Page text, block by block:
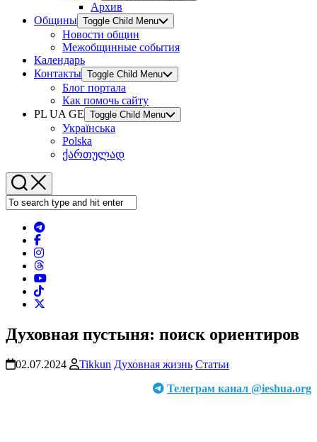
Архив
Общины Toggle Child Menu
Новости общин
Межобщинные события
Календарь
Контакты Toggle Child Menu
Блог портала
Как помочь сайту
PL UA GE Toggle Child Menu
Українська
Polska
ქართულად
Духовная пустыня: поиск ориентиров
02.07.2024 Tikkun Духовная жизнь Статьи
Телеграм канал @ieshua.org